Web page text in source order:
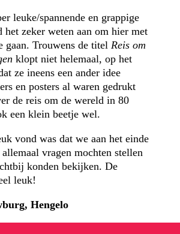
leuke/spannende en grappige
het zeker weten aan om hier met
gaan. Trouwens de titel Reis om
klopt niet helemaal, op het
ze ineens een ander idee
en posters al waren gedrukt
de reis om de wereld in 80
een klein beetje wel.
vond was dat we aan het einde
vragen mochten stellen
konden bekijken. De
leuk!
Hengelo